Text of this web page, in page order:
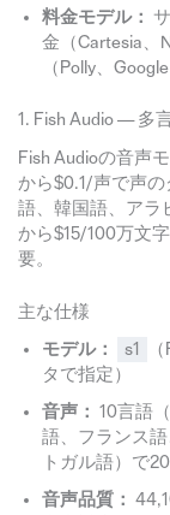
料金モデル：
金（Cartesia、
（Polly、Google
1. Fish Audio — 多
Fish Audioの音声
から$0.1/声で声
語、韓国語、アラ
から$15/100万文
要。
主な仕様
モデル： s1
タで指定）
音声： 10言語
語、フランス
トガル語）で
音声品質：